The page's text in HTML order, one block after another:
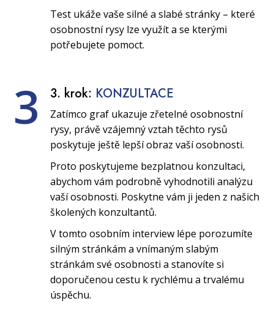
Test ukáže vaše silné a slabé stránky – které
osobnostní rysy lze využít a se kterými
potřebujete pomoct.
3 3. krok: KONZULTACE
Zatímco graf ukazuje zřetelné osobnostní
rysy, právě vzájemný vztah těchto rysů
poskytuje ještě lepší obraz vaší osobnosti.
Proto poskytujeme bezplatnou konzultaci,
abychom vám podrobně vyhodnotili analýzu
vaší osobnosti. Poskytne vám ji jeden z našich
školených konzultantů.
V tomto osobním interview lépe porozumíte
silným stránkám a vnímaným slabým
stránkám své osobnosti a stanovíte si
doporučenou cestu k rychlému a trvalému
úspěchu.